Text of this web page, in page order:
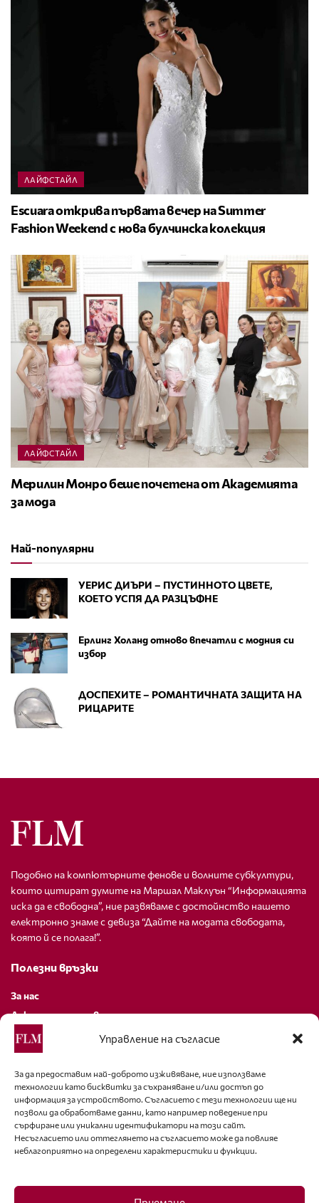
Управление на съгласие
За да предоставим най-доброто изживяване, ние използваме
технологии като бисквитки за съхраняване и/или достъп до
информация за устройството. Съгласието с тези технологии ще ни
позволи да обработваме данни, като например поведение при
сърфиране или уникални идентификатори на този сайт.
Несъгласието или оттеглянето на съгласието може да повлияе
неблагоприятно на определени характеристики и функции.
ЛАЙФСТАЙЛ
Escuara открива първата вечер на Summer
Fashion Weekend с нова булчинска колекция
ЛАЙФСТАЙЛ
Мерилин Монро беше почетена от Академията
за мода
Най-популярни
УЕРИС ДИЪРИ – ПУСТИННОТО ЦВЕТЕ,
КОЕТО УСПЯ ДА РАЗЦЪФНЕ
Ерлинг Холанд отново впечатли с модния си
избор
ДОСПЕХИТЕ – РОМАНТИЧНАТА ЗАЩИТА НА
РИЦАРИТЕ
Подобно на компютърните фенове и волните субкултури,
които цитират думите на Маршал Маклуън “Информацията
иска да е свободна”, ние развяваме с достойнство нашето
електронно знаме с девиза “Дайте на модата свободата,
която й се полага!”.
Полезни връзки
За нас
Декларация за поверителност
Политика за бисквитки
За контакти
editor@fashion-lifestyle.net
+359 88 227 33 47
Последвайте ни
Facebook